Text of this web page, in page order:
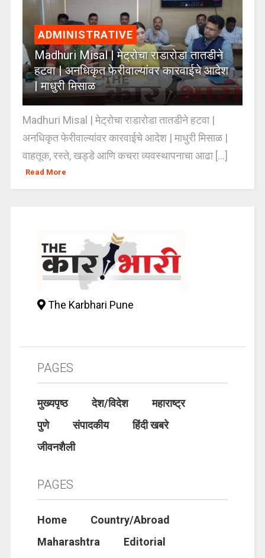
ADMINISTRATIVE
Madhuri Misal | मेट्रोचा राडारोडा तातडीने
हटवा | अनधिकृत फेरीवाल्यांवर कारवाईचे आदेश
| माधुरी मिसाळ
Madhuri Misal | मेट्रोचा राडारोडा तातडीने हटवा |
अनधिकृत फेरीवाल्यांवर कारवाईचे आदेश | माधुरी मिसाळ |
वाहतूक, रस्ते, खड्डे आणि कचरा व्यवस्थापनाचा आढा [...]
Read More
The Karbhari Pune
PAGES
मुख्यपृष्ठ देश/विदेश
महाराष्ट्र
पुणे
संपादकीय
हिंदी खबरे
जीवनशैली
PAGES
Home
Country/Abroad
Maharashtra
Editorial